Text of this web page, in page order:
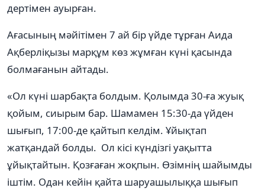
дертімен ауырған.
Ағасының мәйітімен 7 ай бір үйде тұрған Аида
Ақберліқызы марқұм көз жұмған күні қасында
болмағанын айтады.
«Ол күні шарбақта болдым. Қолымда 30-ға жуық
қойым, сиырым бар. Шамамен 15:30-да үйден
шығып, 17:00-де қайтып келдім. Ұйықтап
жатқандай болды. Ол кісі күндізгі уақытта
ұйықтайтын. Қозғаған жоқпын. Өзімнің шайымды
іштім. Одан кейін қайта шаруашылыққа шығып